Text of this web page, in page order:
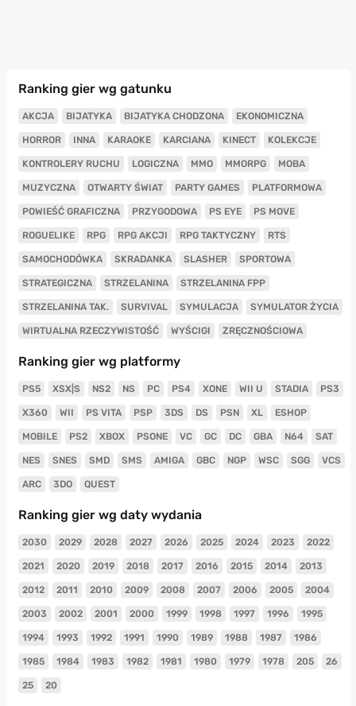
Ranking gier wg gatunku
AKCJA BIJATYKA BIJATYKA CHODZONA EKONOMICZNA
HORROR INNA KARAOKE KARCIANA KINECT KOLEKCJE
KONTROLERY RUCHU LOGICZNA MMO MMORPG MOBA
MUZYCZNA OTWARTY ŚWIAT PARTY GAMES PLATFORMOWA
POWIEŚĆ GRAFICZNA PRZYGODOWA PS EYE PS MOVE
ROGUELIKE RPG RPG AKCJI RPG TAKTYCZNY RTS
SAMOCHODÓWKA SKRADANKA SLASHER SPORTOWA
STRATEGICZNA STRZELANINA STRZELANINA FPP
STRZELANINA TAK. SURVIVAL SYMULACJA SYMULATOR ŻYCIA
WIRTUALNA RZECZYWISTOŚĆ WYŚCIGI ZRĘCZNOŚCIOWA
Ranking gier wg platformy
PS5 XSX|S NS2 NS PC PS4 XONE WII U STADIA PS3
X360 WII PS VITA PSP 3DS DS PSN XL ESHOP
MOBILE PS2 XBOX PSONE VC GC DC GBA N64 SAT
NES SNES SMD SMS AMIGA GBC NGP WSC SGG VCS
ARC 3DO QUEST
Ranking gier wg daty wydania
2030 2029 2028 2027 2026 2025 2024 2023 2022
2021 2020 2019 2018 2017 2016 2015 2014 2013
2012 2011 2010 2009 2008 2007 2006 2005 2004
2003 2002 2001 2000 1999 1998 1997 1996 1995
1994 1993 1992 1991 1990 1989 1988 1987 1986
1985 1984 1983 1982 1981 1980 1979 1978 205 26
25 20